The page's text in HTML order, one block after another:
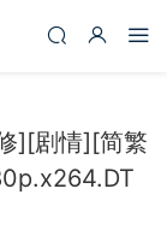
][剧情][简繁